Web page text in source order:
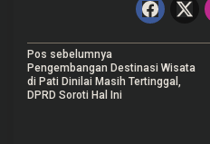
N
a
Pos sebelumnya
Pengembangan Destinasi Wisata
di Pati Dinilai Masih Tertinggal,
DPRD Soroti Hal Ini